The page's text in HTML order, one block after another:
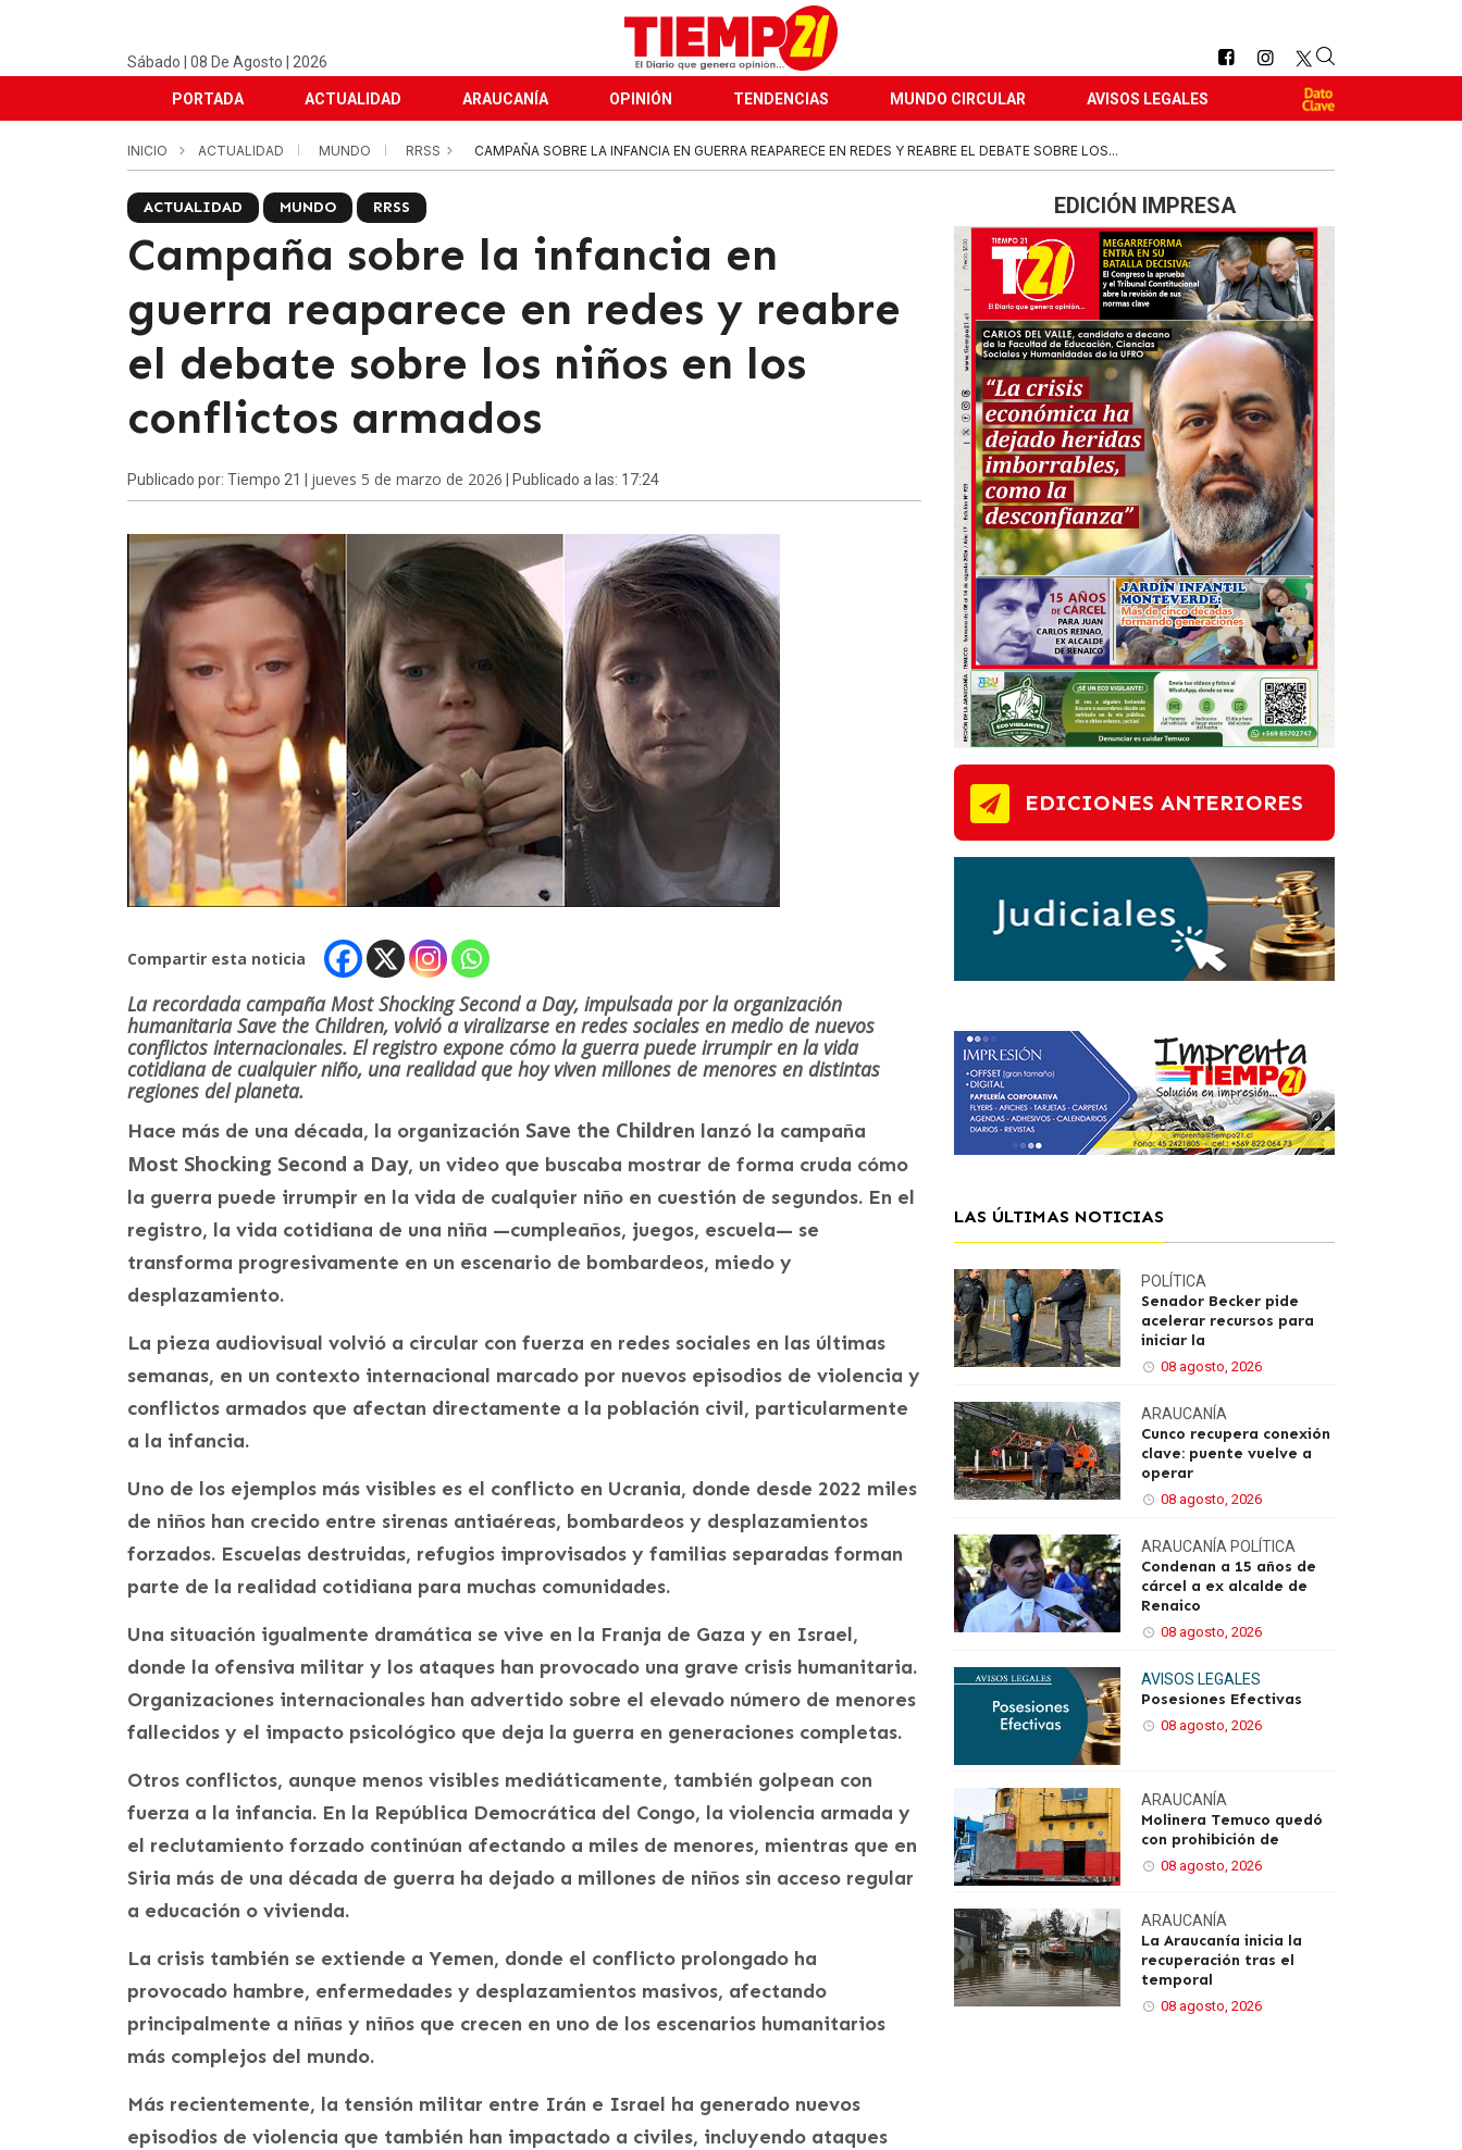
Sábado | 08 De Agosto | 2026
PORTADA ACTUALIDAD ARAUCANÍA OPINIÓN TENDENCIAS MUNDO CIRCULAR AVISOS LEGALES
INICIO ACTUALIDAD MUNDO RRSS CAMPAÑA SOBRE LA INFANCIA EN GUERRA REAPARECE EN REDES Y REABRE EL DEBATE SOBRE LOS...
ACTUALIDAD MUNDO RRSS
Campaña sobre la infancia en
guerra reaparece en redes y reabre
el debate sobre los niños en los
conflictos armados
Publicado por: Tiempo 21 | jueves 5 de marzo de 2026 | Publicado a las: 17:24
Compartir esta noticia
La recordada campaña Most Shocking Second a Day, impulsada por la organización
humanitaria Save the Children, volvió a viralizarse en redes sociales en medio de nuevos
conflictos internacionales. El registro expone cómo la guerra puede irrumpir en la vida
cotidiana de cualquier niño, una realidad que hoy viven millones de menores en distintas
regiones del planeta.
Hace más de una década, la organización Save the Children lanzó la campaña
Most Shocking Second a Day, un video que buscaba mostrar de forma cruda cómo
la guerra puede irrumpir en la vida de cualquier niño en cuestión de segundos. En el
registro, la vida cotidiana de una niña —cumpleaños, juegos, escuela— se
transforma progresivamente en un escenario de bombardeos, miedo y
desplazamiento.
La pieza audiovisual volvió a circular con fuerza en redes sociales en las últimas
semanas, en un contexto internacional marcado por nuevos episodios de violencia y
conflictos armados que afectan directamente a la población civil, particularmente
a la infancia.
Uno de los ejemplos más visibles es el conflicto en Ucrania, donde desde 2022 miles
de niños han crecido entre sirenas antiaéreas, bombardeos y desplazamientos
forzados. Escuelas destruidas, refugios improvisados y familias separadas forman
parte de la realidad cotidiana para muchas comunidades.
Una situación igualmente dramática se vive en la Franja de Gaza y en Israel,
donde la ofensiva militar y los ataques han provocado una grave crisis humanitaria.
Organizaciones internacionales han advertido sobre el elevado número de menores
fallecidos y el impacto psicológico que deja la guerra en generaciones completas.
Otros conflictos, aunque menos visibles mediáticamente, también golpean con
fuerza a la infancia. En la República Democrática del Congo, la violencia armada y
el reclutamiento forzado continúan afectando a miles de menores, mientras que en
Siria más de una década de guerra ha dejado a millones de niños sin acceso regular
a educación o vivienda.
La crisis también se extiende a Yemen, donde el conflicto prolongado ha
provocado hambre, enfermedades y desplazamientos masivos, afectando
principalmente a niñas y niños que crecen en uno de los escenarios humanitarios
más complejos del mundo.
Más recientemente, la tensión militar entre Irán e Israel ha generado nuevos
episodios de violencia que también han impactado a civiles, incluyendo ataques
EDICIÓN IMPRESA
EDICIONES ANTERIORES
LAS ÚLTIMAS NOTICIAS
POLÍTICA
Senador Becker pide
acelerar recursos para
iniciar la
08 agosto, 2026
ARAUCANÍA
Cunco recupera conexión
clave: puente vuelve a
operar
08 agosto, 2026
ARAUCANÍA POLÍTICA
Condenan a 15 años de
cárcel a ex alcalde de
Renaico
08 agosto, 2026
AVISOS LEGALES
Posesiones Efectivas
08 agosto, 2026
ARAUCANÍA
Molinera Temuco quedó
con prohibición de
08 agosto, 2026
ARAUCANÍA
La Araucanía inicia la
recuperación tras el
temporal
08 agosto, 2026